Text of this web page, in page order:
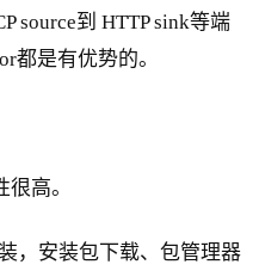
source到 HTTP sink等端
都是有优势的。
高。
，安装包下载、包管理器